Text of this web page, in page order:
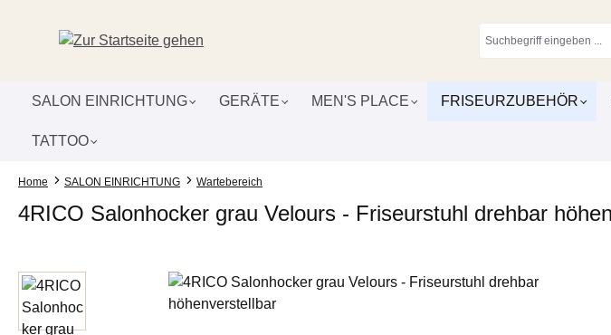
SALON EINRICHTUNG GERÄTE MEN'S PLACE FRISEURZUBEHÖR
TATTOO
Home SALON EINRICHTUNG Wartebereich
4RICO Salonhocker grau Velours - Friseurstuhl drehbar
Bildergalerie überspringen